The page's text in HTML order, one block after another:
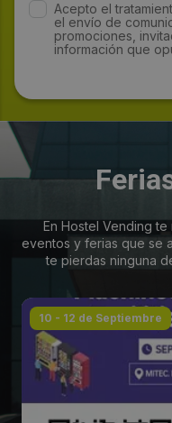
Acepto el
el envío de
promociones,
información que
En Hostel Vending
eventos y ferias que se
te pierdas ninguna
10 - 12 de Septiembre